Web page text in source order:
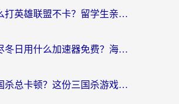
在美国怎么打英雄联盟不卡？留学生亲测的国服游戏加速全攻略
国外玩无尽冬日用什么加速器免费？海外党国服游戏加速避坑指南
海外玩三国杀总卡顿？这份三国杀游戏加速器指南帮你告别延迟烦恼